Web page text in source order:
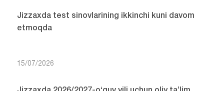
Jizzaxda test sinovlarining ikkinchi kuni davom
etmoqda
15/07/2026